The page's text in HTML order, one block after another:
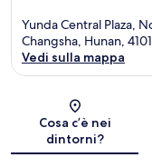
Yunda Central Plaza,
Changsha, Hunan,
Vedi sulla mappa
Cosa c’è nei
dintorni?